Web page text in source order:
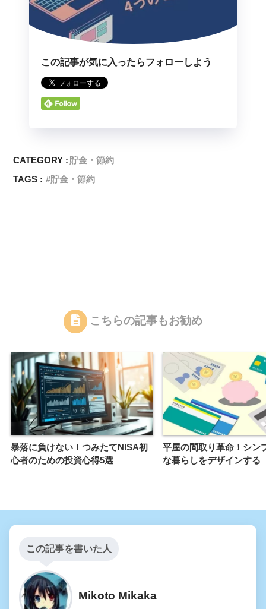
この記事が気に入ったらフォローしよう
CATEGORY : 貯金・節約
TAGS :
貯金・節約
こちらの記事もお勧め
暴落に負けない！つみたてNISA初
心者のための投資心得5選
平屋の間取り革命！シン
な暮らしをデザインする
この記事を書いた人
Mikoto Mikaka